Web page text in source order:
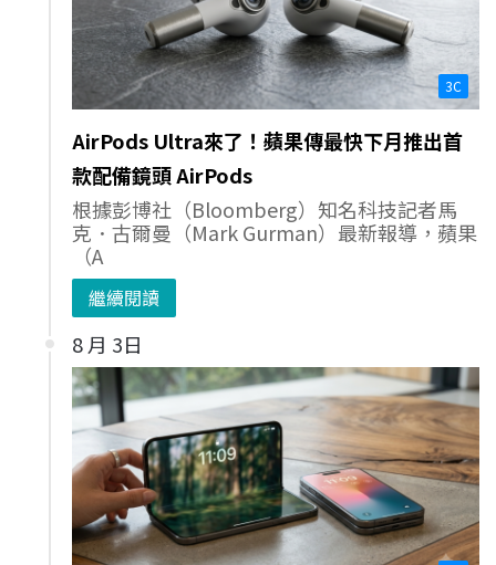
3C
AirPods Ultra來了！蘋果傳最快下月推出首
款配備鏡頭 AirPods
根據彭博社（Bloomberg）知名科技記者馬
克．古爾曼（Mark Gurman）最新報導，蘋果
（A
繼續閱讀
8 月 3日